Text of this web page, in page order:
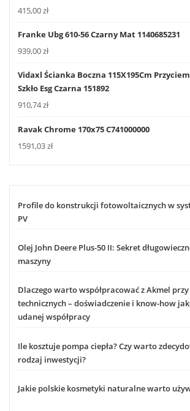
415,00zł
Franke Ubg 610-56 Czarny Mat 1140685231
939,00zł
Vidaxl Ścianka Boczna 115X195Cm
Szkło Esg Czarna 151892
910,74zł
Ravak Chrome 170x75 C741000000
1591,03zł
Profile do konstrukcji fotowoltaicznych w
PV
Olej John Deere Plus-50 II: Sekret
maszyny
Dlaczego warto współpracować z Akmel
technicznych – doświadczenie i know-how
udanej współpracy
Ile kosztuje pompa ciepła? Czy warto
rodzaj inwestycji?
Jakie polskie kosmetyki naturalne warto